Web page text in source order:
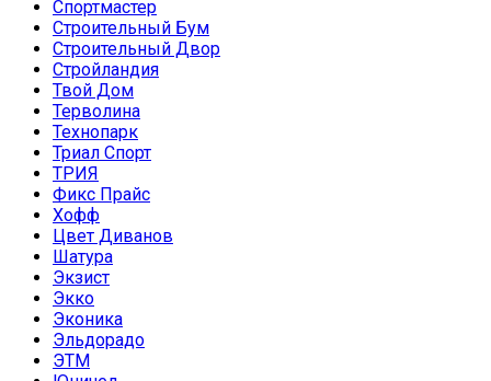
Спортмастер
Строительный Бум
Строительный Двор
Стройландия
Твой Дом
Терволина
Технопарк
Триал Спорт
ТРИЯ
Фикс Прайс
Хофф
Цвет Диванов
Шатура
Экзист
Экко
Эконика
Эльдорадо
ЭТМ